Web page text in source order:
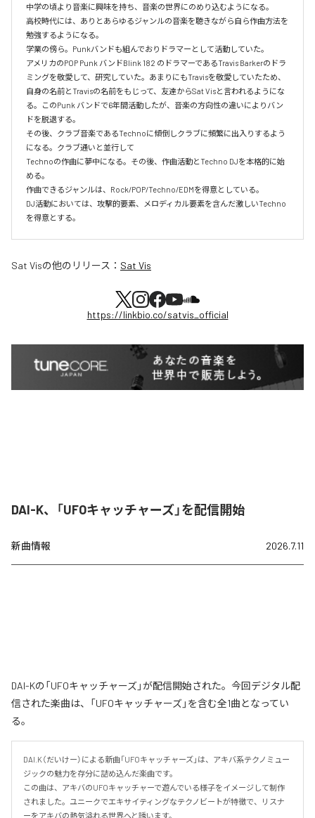
中学の頃より音楽に興味を持ち、音楽の世界にのめり込むようになる。
高校時代には、ありとあらゆるジャンルの音楽を聴きながら自ら作曲方法を
勉強するようになる。
学業の傍ら。Punkバンドも組んでおりドラマーとして活動していた。
アメリカのPOP Punk バンドBlink 182 のドラマーであるTravis Barkerのドラ
ミングを敬愛して、研究していた。あまりにもTravisを敬愛していたため、
自身の名前とTravisの名前をもじって、友達からSat Visと言われるようにな
る。このPunk バンドで6年間活動したが、音楽の方向性の違いによりバン
ドを脱退する。
その後、クラブ音楽であるTechnoに傾倒しクラブに頻繁に出入りするよう
になる。クラブ通いと並行して
Technoの作曲に夢中になる。その後、作曲活動とTechno DJを本格的に始
める。
作曲できるジャンルは、Rock/POP/Techno/EDMを得意としている。
DJ活動においては、攻撃的要素、メロディカル要素を含んだ激しいTechno
を得意とする。
Sat Visの他のリリース： Sat Vis
https://linkbio.co/satvis_official
DAI-K、「UFOキャッチャーズ」を配信開始
新曲情報 2026.7.11
DAI-Kの「UFOキャッチャーズ」が配信開始された。今回デジタル配
信された楽曲は、「UFOキャッチャーズ」を含む全1曲となってい
る。
DAI.K（だいけー）による新曲「UFOキャッチャーズ」は、アキバ系テクノミュー
ジックの魅力を存分に詰め込んだ楽曲です。
この曲は、アキバのUFOキャッチャーで遊んでいる様子をイメージして制作
されました。ユニークでエキサイティングなテクノビートが特徴で、リスナ
ーをアキバの熱気溢れる世界へと誘います。